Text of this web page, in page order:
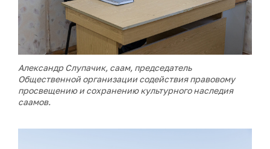
Александр Слупачик, саам, председатель
Общественной организации содействия правовому
просвещению и сохранению культурного наследия
саамов.